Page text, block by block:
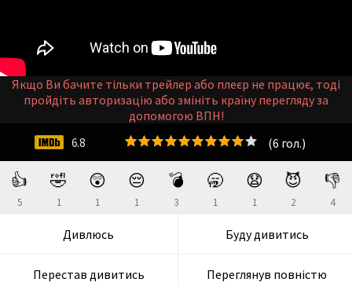
👍
5
🤣
1
😲
1
😔
1
💣
3
🥱
1
😧
1
😈
2
👎
4
Дивлюсь Буду дивитись
Перестав дивитись Переглянув повністю
(6 гол.)
6.8
Якщо Ви бачите тільки трейлер або плеєр не працює, тоді
пройдіть авторизацію або змініть країну перегляду за
допомогою ВПН!